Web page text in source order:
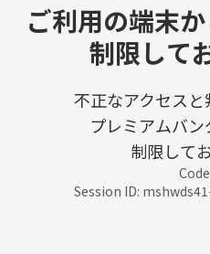
ご利用の端末
制限して
不正なアクセスと
プレミアムバ
制限して
Session ID: